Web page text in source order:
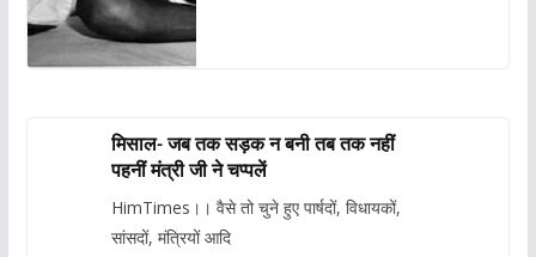
मिसाल- जब तक सड़क न बनी तब तक नहीं
पहनीं मंत्री जी ने चप्पलें
HimTimes।। वैसे तो चुने हुए पार्षदों, विधायकों,
सांसदों, मंत्रियों आदि